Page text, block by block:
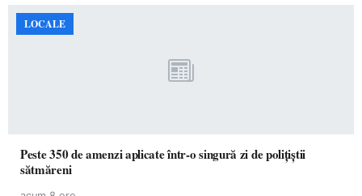
LOCALE
Peste 350 de amenzi aplicate într-o singură zi de polițiștii
sătmăreni